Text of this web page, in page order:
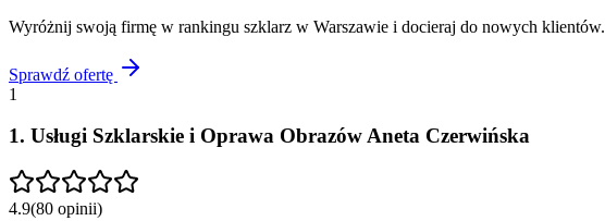
Wyróżnij swoją firmę w rankingu szklarz w Warszawie i docieraj do nowych klientów.
Sprawdź ofertę
1
1. Usługi Szklarskie i Oprawa Obrazów Aneta Czerwińska
4.9(80 opinii)